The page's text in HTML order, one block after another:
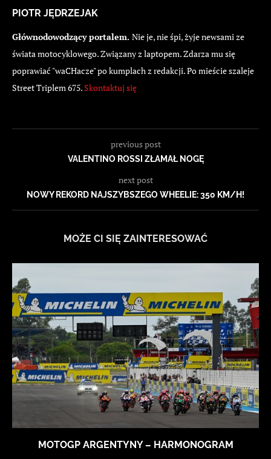
PIOTR JĘDRZEJAK
Głównodowodzący portalem. Nie je, nie śpi, żyje newsami ze
świata motocyklowego. Związany z laptopem. Zdarza mu się
poprawiać "waCHacze" po kumplach z redakcji. Po mieście szaleje
Street Triplem 675. Skontaktuj się
previous post
VALENTINO ROSSI ZŁAMAŁ NOGĘ
next post
NOWY REKORD NAJSZYBSZEGO WHEELIE: 350 KM/H!
MOŻE CI SIĘ ZAINTERESOWAĆ
MOTOGP ARGENTYNY – HARMONOGRAM